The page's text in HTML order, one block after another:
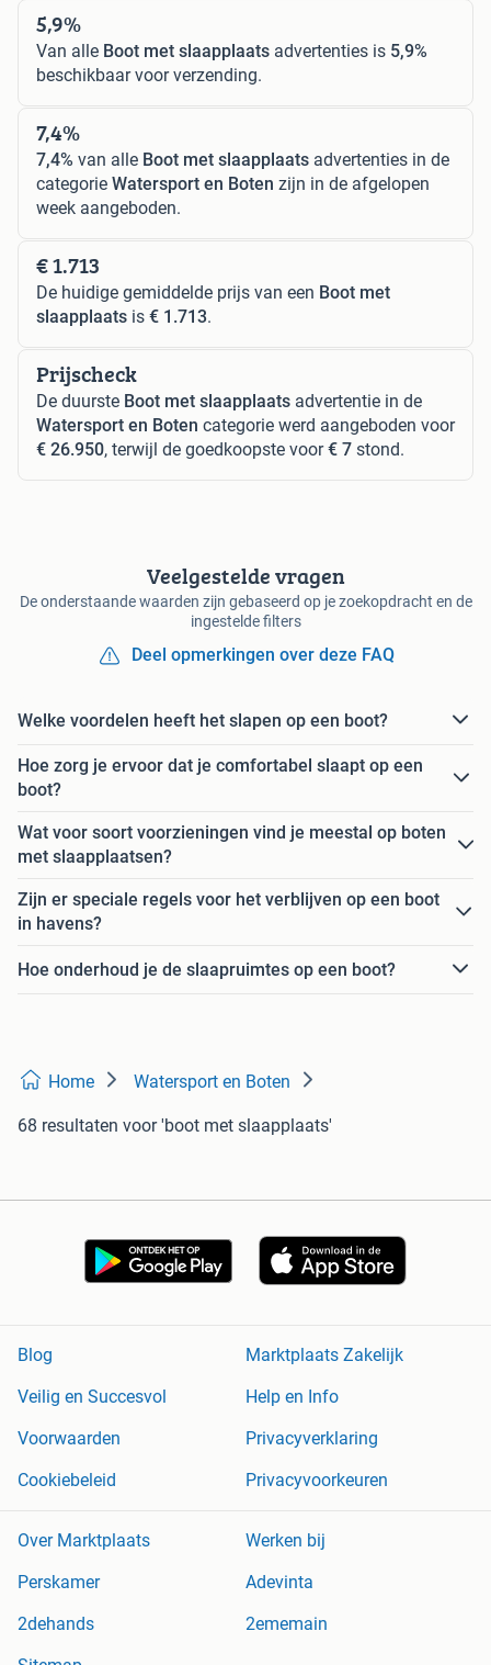
5,9%
Van alle Boot met slaapplaats advertenties is 5,9%
beschikbaar voor verzending.
7,4%
7,4% van alle Boot met slaapplaats advertenties in de
categorie Watersport en Boten zijn in de afgelopen
week aangeboden.
€ 1.713
De huidige gemiddelde prijs van een Boot met
slaapplaats is € 1.713.
Prijscheck
De duurste Boot met slaapplaats advertentie in de
Watersport en Boten categorie werd aangeboden voor
€ 26.950, terwijl de goedkoopste voor€ 7 stond.
Veelgestelde vragen
De onderstaande waarden zijn gebaseerd op je zoekopdracht en de
ingestelde filters
Deel opmerkingen over deze FAQ
Welke voordelen heeft het slapen op een boot?
Hoe zorg je ervoor dat je comfortabel slaapt op een
boot?
Wat voor soort voorzieningen vind je meestal op boten
met slaapplaatsen?
Zijn er speciale regels voor het verblijven op een boot
in havens?
Hoe onderhoud je de slaapruimtes op een boot?
Home Watersport en Boten
68 resultaten voor 'boot met slaapplaats'
Blog
Marktplaats Zakelijk
Veilig en Succesvol
Help en Info
Voorwaarden
Privacyverklaring
Cookiebeleid
Privacyvoorkeuren
Over Marktplaats
Werken bij
Perskamer
Adevinta
2dehands
2ememain